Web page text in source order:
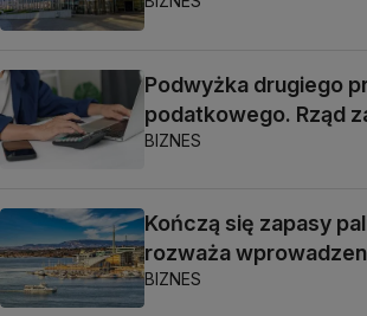
Podwyżka drugiego
podatkowego. Rząd
BIZNES
Kończą się zapasy
rozważa
BIZNES